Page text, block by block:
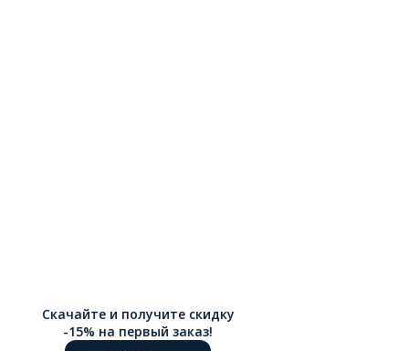
Скачайте и получите скидку
-15% на первый заказ!